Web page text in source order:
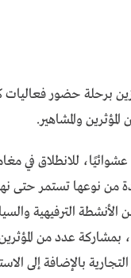
برحلة حضور
والمشاهير.
للانطلاق في
من نوعها تستمر حتى
الترفيهية
بمشاركة عدد من
بالإضافة إلى